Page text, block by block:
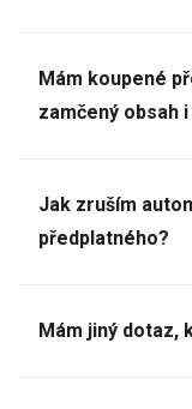
Mám koupené
zamčený obsah
Jak zruším
předplatného?
Mám jiný dotaz,